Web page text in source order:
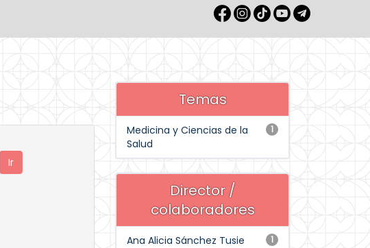
Temas
1
Medicina y Ciencias de la
Salud
Director /
colaboradores
1
Ana Alicia Sánchez Tusie